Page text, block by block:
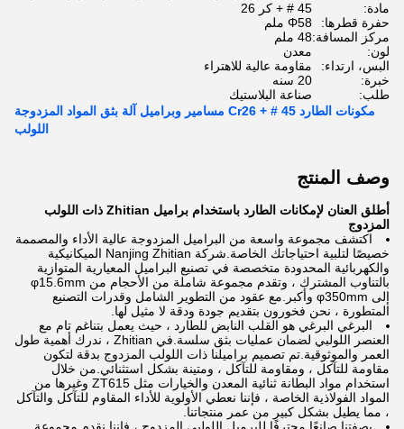
مادة:
45 # + كر 26
حفرة قطرها:
Φ58 ملم
مركز المسافة:48 ملم
لون:
معدن
البس، ارتداء:
مقاومة عالية للاهتراء
خبرة:
20 سنه
طلب:
صناعة البلاستيك
مكونات الطارد 45 # + Cr26 مسامير وبراميل آلة بثق المواد المزدوجة
اللولب
وصف المنتج
أطلق العنان لإمكانات الطارد باستخدام براميل Zhitian ذات اللولب
المزدوج
اكتشف مجموعة واسعة من البراميل المزدوجة عالية الأداء والمصممة
خصيصًا لتلبية احتياجاتك الخاصة.شركة Nanjing Zhitian الميكانيكية
والكهربائية المحدودة متخصصة في تصنيع البراميل المعيارية المتوازية
بالتناوب المشترك ، وتقدم مجموعة شاملة من الأحجام من φ15.6mm
إلى φ350mm وأكبر.مع عقود من التطوير الشامل وقدرات التصنيع
المتطورة ، نحن فخورون بتقديم جودة ودقة لا مثيل لها.
البرغي البرغي هو القلب النابض للطارد ، حيث يعمل بتناغم تام مع
العنصر اللولبي لضمان عمليات بثق سلسة.في Zhitian ، ندرك أهمية طول
العمر والموثوقية.تم تصميم براميلنا ذات اللولب المزدوج بدقة لتكون
مقاومة للتآكل ، ومقاومة للتآكل ، ومتينة بشكل استثنائي.من خلال
استخدام مواد البطانة ثنائية المعدن والخيارات مثل ZT615 وغيرها من
المواد الفولاذية الخاصة ، فإننا نعطي الأولوية للأداء المقاوم للتآكل والتآكل
، مما يطيل بشكل كبير من عمر منتجاتنا.